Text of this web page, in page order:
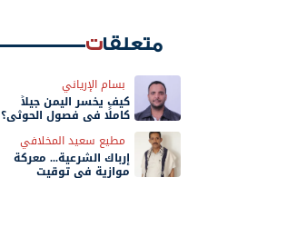
متعلقات
بسام الإرياني
كيف يخسر اليمن جيلاً
كاملًا في فصول الحوثي؟
مطيع سعيد المخلافي
إرباك الشرعية... معركة
موازية في توقيت